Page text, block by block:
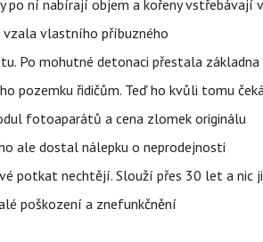
po ní nabírají objem a kořeny vstřebávají
vlastního příbuzného
Po mohutné detonaci přestala
pozemku řidičům. Teď ho kvůli tomu
fotoaparátů a cena zlomek originálu
ale dostal nálepku o neprodejnosti
potkat nechtějí. Slouží přes 30 let a nic
poškození a znefunkčnění